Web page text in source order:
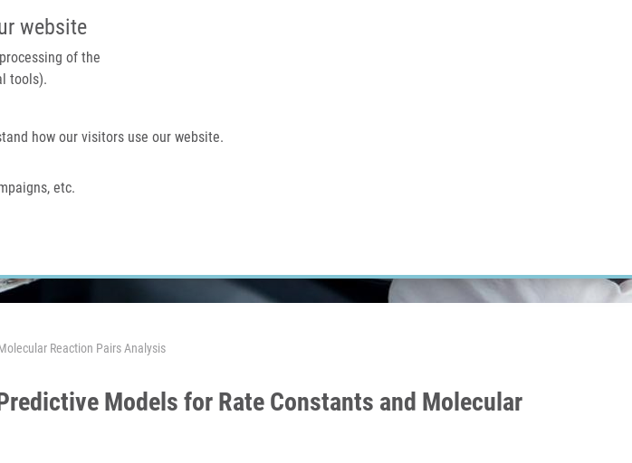
website
of the
tools).
how our visitors use our website.
etc.
IMTM PORTÁL
O nás
Reaction Pairs Analysis
Models for Rate Constants and Molecular